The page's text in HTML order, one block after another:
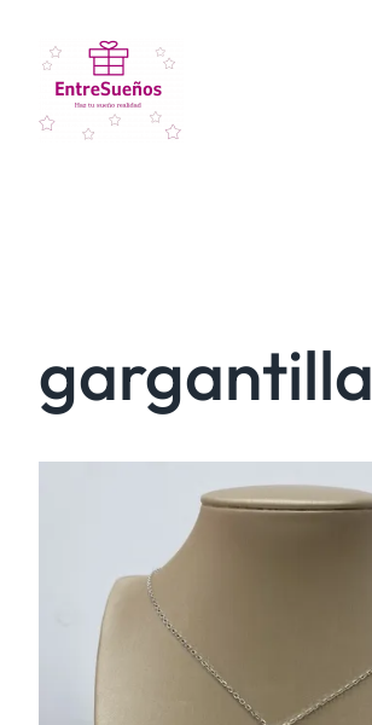
gargantilla